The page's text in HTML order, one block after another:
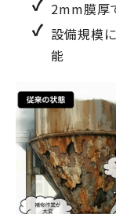
2mm膜厚
設備規模
能